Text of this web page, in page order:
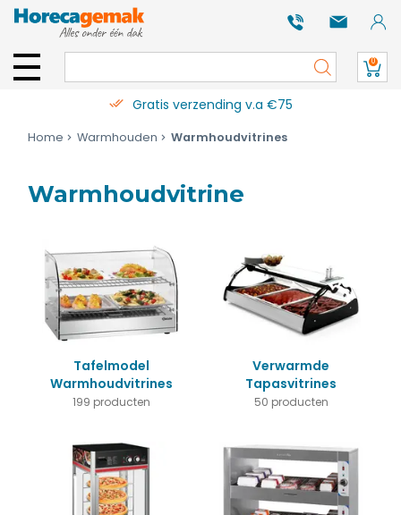
0
Gratis verzending v.a €75
Home Warmhouden Warmhoudvitrines
Warmhoudvitrine
Tafelmodel
Warmhoudvitrines
199 producten
Verwarmde
Tapasvitrines
50 producten